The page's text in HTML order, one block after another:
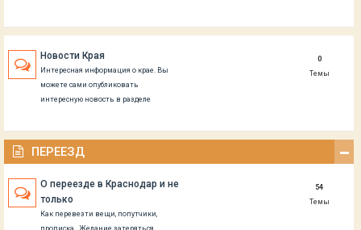
Новости Края
Интересная информация о крае. Вы
можете сами опубликовать
интересную новость в разделе
0
Темы
ПЕРЕЕЗД
О переезде в Краснодар и не
только
Как перевезти вещи, попутчики,
прописка...Желание затеряться
54
Темы